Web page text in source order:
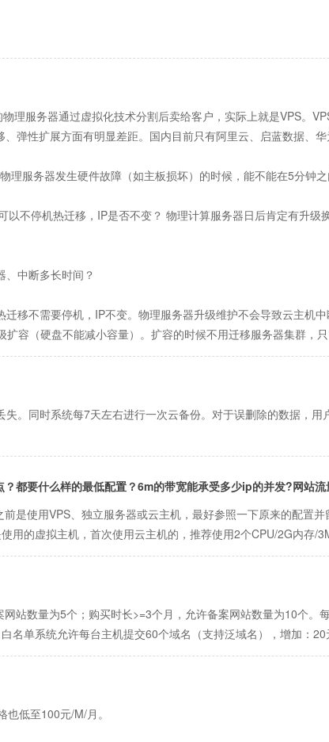
理服务器通过虚拟化技术分割后卖给客户，实际上就是VPS。
弹性扩展方面有明显差距。国内目前只有阿里云、启蓝数据、
理服务器发生硬件故障（如主板损坏）的时候，能不能在5分钟
不停机热迁移，IP是否不变？ 物理计算服务器日后肯定有升级
中断多长时间？
移不需要停机，IP不变。物理服务器升级维护不会导致云主机
容（硬盘不能减小容量）。扩容的时候不用迁移服务器集群，
。同时系统每7天左右进行一次云备份。对于误删除的数据，用
都要什么样的最低配置？6m的带宽能承受多少ip的并发?网站
是使用VPS、独立服务器或云主机，最好参照一下原来的配置
的虚拟主机，首次使用云主机的，推荐使用2个CPU/2G内存/
站数量为5个；购买时长>=3个月，允许备案网站数量为10个。
名单系统允许每台主机提交60个域名（支持泛域名），增加：20
低至100元/M/月。